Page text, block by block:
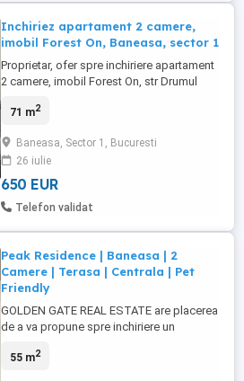
Inchiriez apartament 2 camere,
imobil Forest On, Baneasa, sector 1
Proprietar, ofer spre inchiriere apartament
2 camere, imobil Forest On, str Drumul
este decomandat, suprafata 65 mp utili +
centrala proprie, aer conditionat, incalzire
in pardoseala. Este complet mobilat si
utilat. Prima ...
71 m2
Baneasa, Sector 1, Bucuresti
26 iulie
650 EUR
Telefon validat
Peak Residence | Baneasa | 2
Camere | Terasa | Centrala | Pet
Friendly
GOLDEN GATE REAL ESTATE are placerea
de a va propune spre inchiriere un
Baneasa. Imobilul este situat la etajul 3
55 m2